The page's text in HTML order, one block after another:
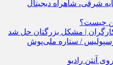
شرقی، شاهراه دیجیتال
چیست؟
| مشکل بزرگتان حل شد
/ ستاره ملی‌پوش
آنتن رادیو